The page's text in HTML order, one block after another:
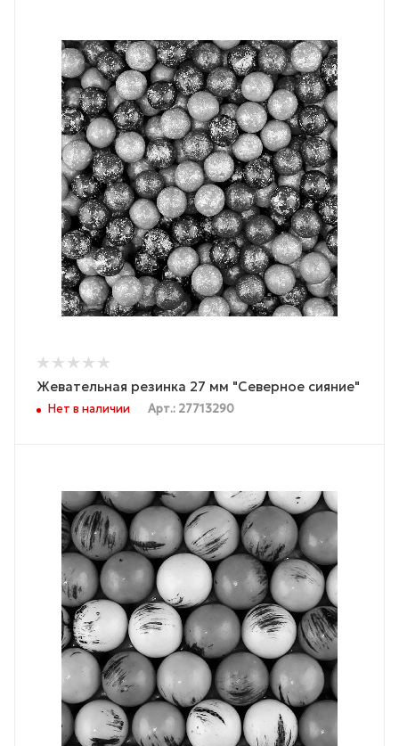
Жевательная резинка 27 мм "Северное сияние"
Нет в наличии Арт.: 27713290